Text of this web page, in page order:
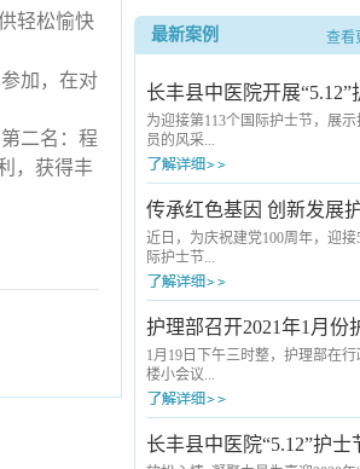
长丰县中医院询价公告
长丰县中医院病房电热水器安装服务
最新案例 查看
为迎接第113个国际护士节，展
员的风采...
，充分激发护理工作者对护理事业
爱，长丰县中医院于5月10号下午
“白衣天使 守护健康”为主题的“护
制度”知识竞赛活。本次活动由副
邦主持，党总支书记翟江华、副院
江华代表医院向全院护理工作者致
日的问候和诚挚的祝福。他指出
院发展道路上的每次突破、取得
成就都离不开护理工作者的...
传承红色基因 创新发展
近日，为庆祝建党100周年，迎接
际护士节...
，长丰县中医院组织护理人员分批
以“传承红色基因 创新发展护理”
的红色拓展训练。历史是最好的
书。首先大家来到新四军江北指挥
念馆参观学习。在讲解员的引领下
史讲解等多种形式，了解到江北指
将士不畏艰难困苦、不怕流血牺
1月19日下午三时整，护理部在行
楼小会议...
室召开1月份护士长例会,会议由护
任王芳主持、各科室护士长参加
轻松愉快
加，在对
二名：程
，获得丰